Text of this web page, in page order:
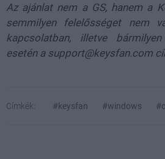
Az ajánlat nem a GS, hanem a
semmilyen felelősséget nem
kapcsolatban, illetve
esetén a support@keysfan.com
Címkék: #keysfan #windows